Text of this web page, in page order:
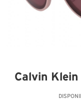
Calvin